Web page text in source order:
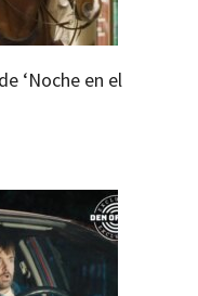
‘Noche en el